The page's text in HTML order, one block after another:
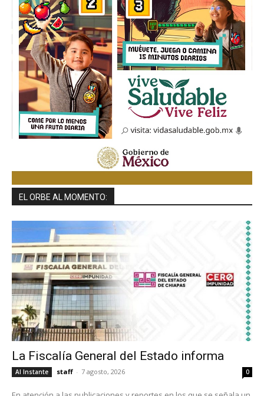
EL ORBE AL MOMENTO:
La Fiscalía General del Estado informa
Al Instante staff - 7 agosto, 2026 0